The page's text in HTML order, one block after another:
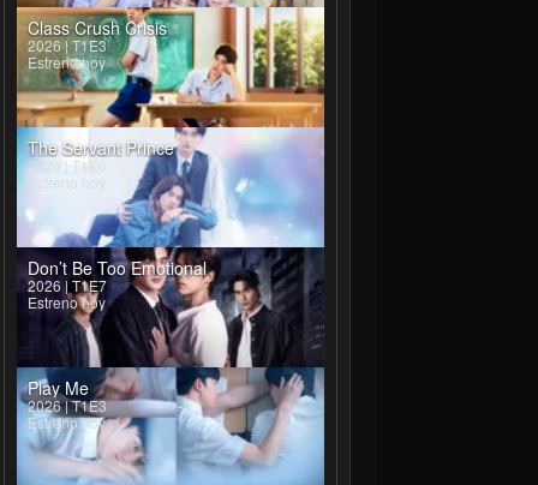
Class Crush Crisis
2026 | T1E3
Estreno hoy
The Servant Prince
2026 | T1E6
Estreno hoy
Don’t Be Too Emotional
2026 | T1E7
Estreno hoy
Play Me
2026 | T1E3
Estreno hoy